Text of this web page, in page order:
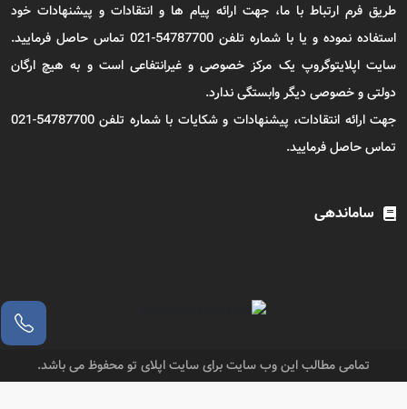
طریق فرم ارتباط با ما، جهت ارائه پیام ها و انتقادات و پیشنهادات خود
استفاده نموده و یا با شماره تلفن 54787700-021 تماس حاصل فرمایید.
سایت اپلایتوگروپ یک مرکز خصوصی و غیرانتفاعی است و به هیچ ارگان
دولتی و خصوصی دیگر وابستگی ندارد.
جهت ارائه انتقادات، پیشنهادات و شکایات با شماره تلفن 54787700-021
تماس حاصل فرمایید.
ساماندهی
تمامی مطالب این وب سایت برای سایت اپلای تو محفوظ می باشد.